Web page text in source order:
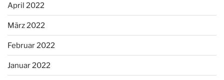
April 2022
März 2022
Februar 2022
Januar 2022